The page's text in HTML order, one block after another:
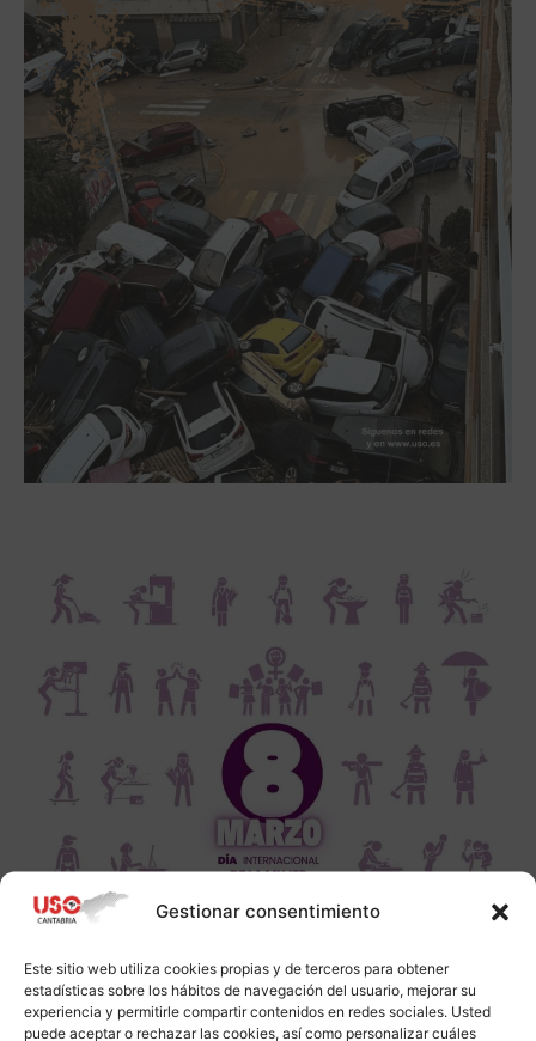
Gestionar consentimiento
Este sitio web utiliza cookies propias y de terceros para obtener
estadísticas sobre los hábitos de navegación del usuario, mejorar su
experiencia y permitirle compartir contenidos en redes sociales. Usted
puede aceptar o rechazar las cookies, así como personalizar cuáles